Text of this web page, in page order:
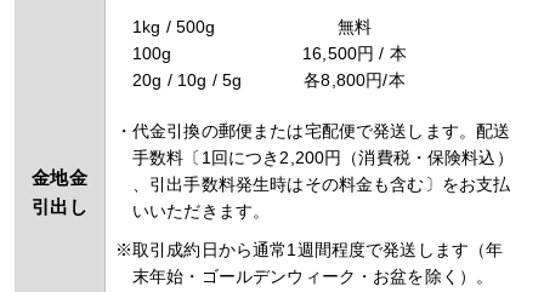
金地金
引出し
1kg / 500g
無料
100g
16,500円 / 本
20g / 10g / 5g
各8,800円/本
代金引換の郵便または宅配便で発送します。配送
手数料〔1回につき2,200円（消費税・保険料込）
、引出手数料発生時はその料金も含む〕をお支払
いいただきます。
取引成約日から通常1週間程度で発送します（年
末年始・ゴールデンウィーク・お盆を除く）。